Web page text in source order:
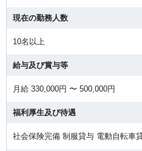
現在の勤務人数
10名以上
給与及び賞与等
月給 330,000円 〜 500,000円
福利厚生及び待遇
社会保険完備 制服貸与 電動自転車